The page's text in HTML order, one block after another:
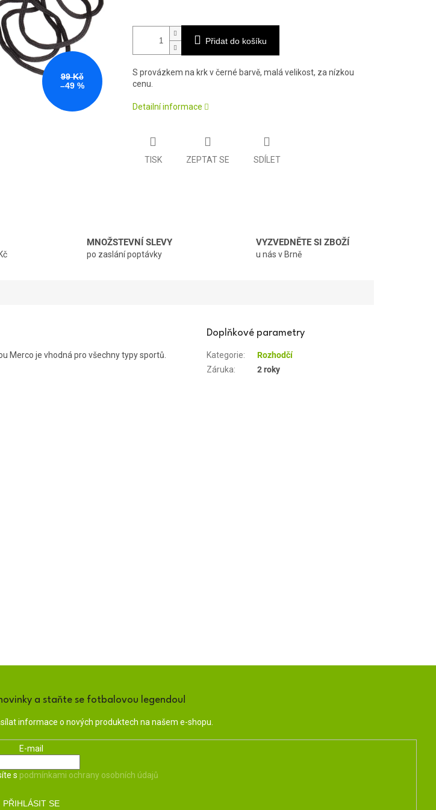
99 Kč
–49 %
Přidat do košíku
S provázkem na krk v černé barvě, malá velikost, za nízkou
cenu.
Detailní informace
TISK ZEPTAT SE SDÍLET
MNOŽSTEVNÍ SLEVY
po zaslání poptávky
VYZVEDNĚTE SI ZBOŽÍ
u nás v Brně
Merco je vhodná pro všechny typy sportů.
Doplňkové parametry
Kategorie:
Rozhodčí
Záruka: 2 roky
a staňte se fotbalovou legendou!
informace o nových produktech na našem e-shopu.
E-mail
s podmínkami ochrany osobních údajů
PŘIHLÁSIT SE